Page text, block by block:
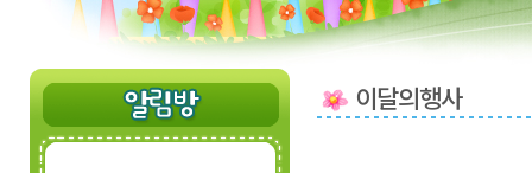
이달의행사